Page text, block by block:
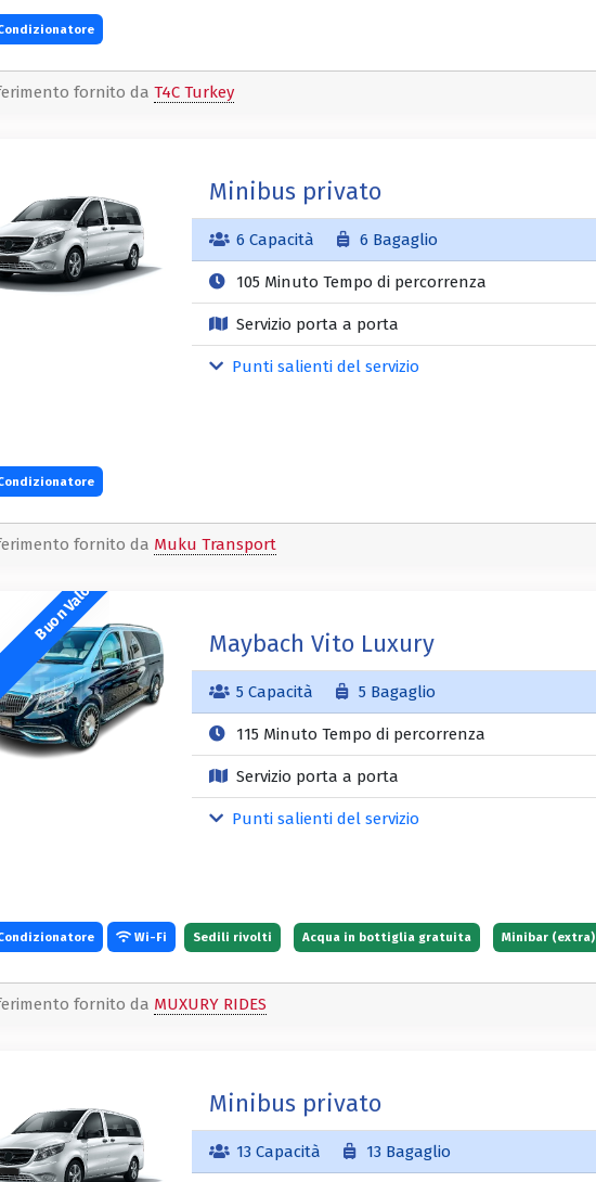
fornito da T4C Turkey
Minibus privato
6 Capacità 6 Bagaglio
105 Minuto Tempo di percorrenza
Servizio porta a porta
Punti salienti del servizio
fornito da Muku Transport
Buon Valore Maybach Vito Luxury
5 Capacità 5 Bagaglio
115 Minuto Tempo di percorrenza
Servizio porta a porta
Punti salienti del servizio
Wi-Fi Sedili rivolti Acqua in bottiglia gratuita Minibar (extra)
fornito da MUXURY RIDES
Minibus privato
13 Capacità 13 Bagaglio